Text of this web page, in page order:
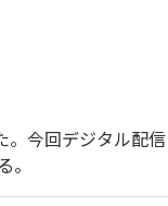
。今回デジタル配
。